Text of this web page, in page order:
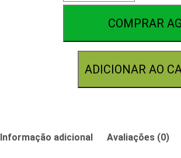
1/2
quantidadeCOMPRAR
ADICIONAR AO
Informação adicional Avaliações (0)